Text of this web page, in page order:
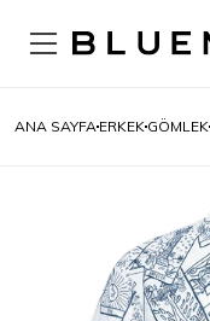
ANA SAYFA ERKEK GÖMLEK